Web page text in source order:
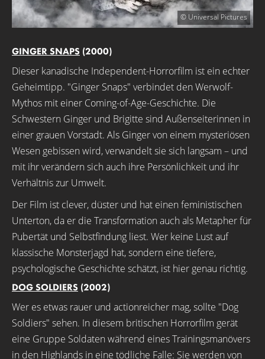
© Universal Pictures
GINGER SNAPS (2000)
Dieser kanadische Independent-Horrorfilm ist ein echter
Geheimtipp. "Ginger Snaps" verbindet den Werwolf-
Mythos mit einer Coming-of-Age-Geschichte. Die
Schwestern Ginger und Brigitte sind Außenseiterinnen in
einer grauen Vorstadt. Als Ginger von einem mysteriösen
Wesen gebissen wird, verwandelt sie sich langsam – und
mit ihr verändern sich auch ihre Persönlichkeit und ihr
Verhältnis zur Umwelt.
Der Film ist clever, düster und hat einen feministischen
Unterton, da er die Transformation auch als Metapher für
Pubertät und Selbstfindung liest. Wer keine Lust auf
klassische Monsterjagd hat, sondern eine tiefere,
psychologische Geschichte schätzt, ist hier genau richtig.
DOG SOLDIERS (2002)
Wer es etwas rauer und actionreicher mag, sollte "Dog
Soldiers" sehen. In diesem britischen Horrorfilm gerät
eine Gruppe Soldaten während eines Trainingsmanövers
in den Highlands in eine tödliche Falle: Sie werden von